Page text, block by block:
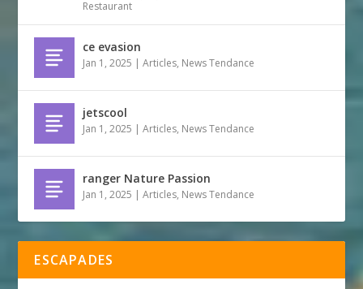
Restaurant
ce evasion
Jan 1, 2025 |Articles, News Tendance
jetscool
Jan 1, 2025 |Articles, News Tendance
ranger Nature Passion
Jan 1, 2025 |Articles, News Tendance
ESCAPADES